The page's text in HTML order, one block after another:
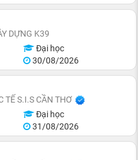
DỰNG K39
Đại học
30/08/2026
TẾ S.I.S CẦN THƠ
Đại học
31/08/2026